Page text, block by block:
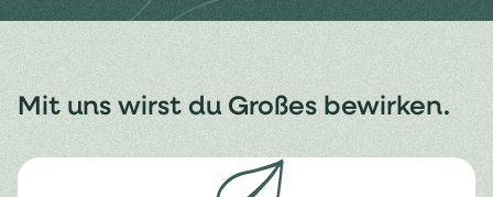
Mit uns wirst du Großes bewirken.